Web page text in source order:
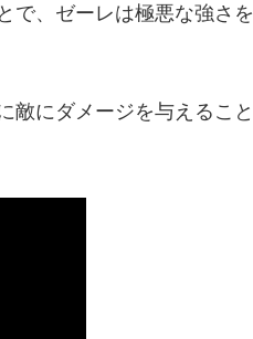
で、ゼーレは極悪な強さを
敵にダメージを与えること